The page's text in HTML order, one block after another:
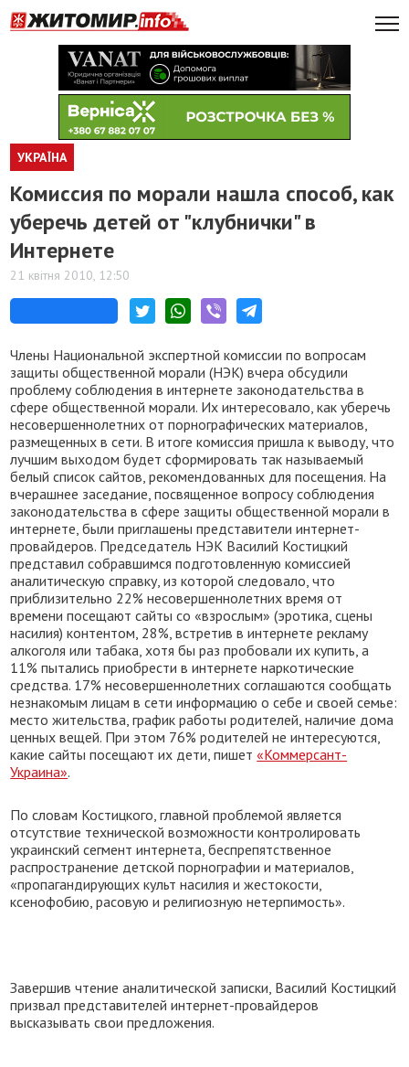
УКРАЇНА
Комиссия по морали нашла способ, как
уберечь детей от "клубнички" в
Интернете
21 квітня 2010, 12:50
Члены Национальной экспертной комиссии по вопросам
защиты общественной морали (НЭК) вчера обсудили
проблему соблюдения в интернете законодательства в
сфере общественной морали. Их интересовало, как уберечь
несовершеннолетних от порнографических материалов,
размещенных в сети. В итоге комиссия пришла к выводу, что
лучшим выходом будет сформировать так называемый
белый список сайтов, рекомендованных для посещения. На
вчерашнее заседание, посвященное вопросу соблюдения
законодательства в сфере защиты общественной морали в
интернете, были приглашены представители интернет-
провайдеров. Председатель НЭК Василий Костицкий
представил собравшимся подготовленную комиссией
аналитическую справку, из которой следовало, что
приблизительно 22% несовершеннолетних время от
времени посещают сайты со «взрослым» (эротика, сцены
насилия) контентом, 28%, встретив в интернете рекламу
алкоголя или табака, хотя бы раз пробовали их купить, а
11% пытались приобрести в интернете наркотические
средства. 17% несовершеннолетних соглашаются сообщать
незнакомым лицам в сети информацию о себе и своей семье:
место жительства, график работы родителей, наличие дома
ценных вещей. При этом 76% родителей не интересуются,
какие сайты посещают их дети, пишет«Коммерсант-
Украина».
По словам Костицкого, главной проблемой является
отсутствие технической возможности контролировать
украинский сегмент интернета, беспрепятственное
распространение детской порнографии и материалов,
«пропагандирующих культ насилия и жестокости,
ксенофобию, расовую и религиозную нетерпимость».
Завершив чтение аналитической записки, Василий Костицкий
призвал представителей интернет-провайдеров
высказывать свои предложения.